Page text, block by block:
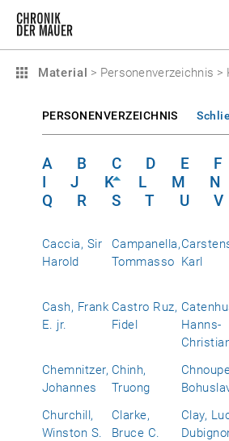
Material > Personenverzeichnis >
PERSONENVERZEICHNIS
A B C D E F
I
J K L M N
Q
R S T U V
Caccia, Sir
Harold
Campanella,
Tommasso Karl
Cash, Frank
E. jr.
Castro Ruz,
Fidel
Hanns-
Chemnitzer,
Johannes
Chinh,
Truong
Churchill,
Winston S.
Clarke,
Bruce C.
Clay,